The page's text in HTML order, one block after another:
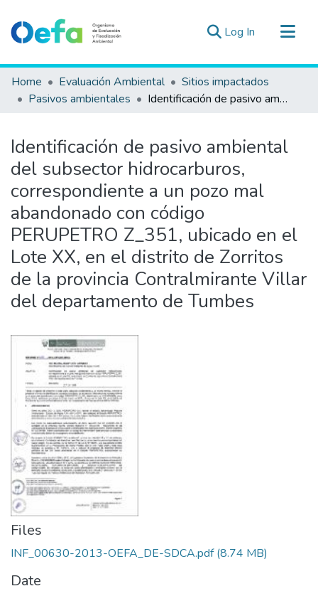
Log In (current)
Communities & Collections
All of DSpace
Estad. Externas
Guias ▾
Home Evaluación Ambiental
Sitios impactados
Pasivos ambientales
Identificación de pasivo ambiental del subsector hidrocarburos, correspondiente a un pozo mal abandonado con código PERUPETRO Z_351, ubicado en el Lote XX, en el distrito de Zorritos de la provincia Contralmirante Villar del departamento de Tumbes
Identificación de pasivo ambiental
del subsector hidrocarburos,
correspondiente a un pozo mal
abandonado con código
PERUPETRO Z_351, ubicado en el
Lote XX, en el distrito de Zorritos
de la provincia Contralmirante Villar
del departamento de Tumbes
Files
INF_00630-2013-OEFA_DE-SDCA.pdf(8.74 MB)
Date